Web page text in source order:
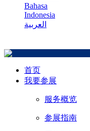
Bahasa
Indonesia
العربية
首页
我要参展
服务概览
参展指南